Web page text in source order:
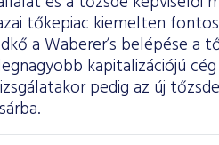
tőkepiac kiemelten
a Waberer’s belépése a
kapitalizációjú
pedig az új